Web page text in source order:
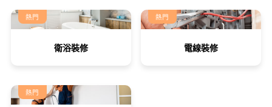
熱門
衛浴裝修
熱門
電線裝修
熱門